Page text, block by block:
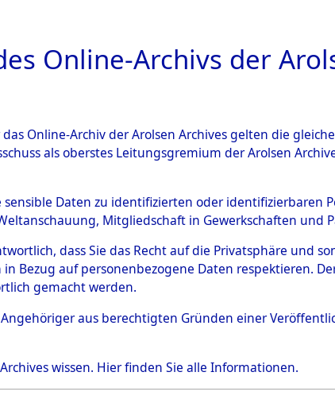
ARCHIVALE ÜBERSICHT
0013
Person
Bestand
Online-Archivs der
Online-Archiv der Arolsen Archives gelten die
als oberstes Leitungsgremium der Arolsen
sensible Daten zu identifizierten oder identifizierbaren
Mitgliedschaft in Gewerkschaften und
dass Sie das Recht auf die Privatsphäre und
Bezug auf personenbezogene Daten respektieren.
gemacht werden.
Angehöriger aus berechtigten Gründen einer
wissen. Hierfinden Sie alle Informationen.